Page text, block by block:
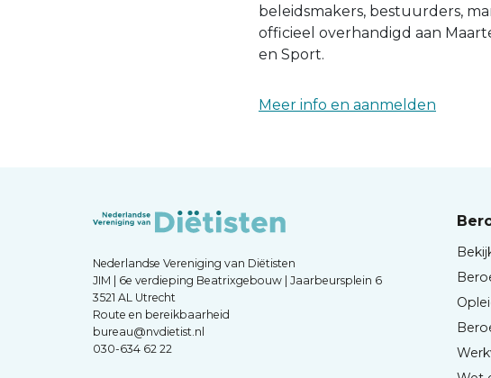
beleidsmakers, bestuurders,
officieel overhandigd aan
en Sport.
Meer info en aanmelden
Nederlandse Vereniging van Diëtisten
JIM | 6e verdieping Beatrixgebouw | Jaarbeursplein 6
3521 AL Utrecht
Route en bereikbaarheid
bureau@nvdietist.nl
030-634 62 22